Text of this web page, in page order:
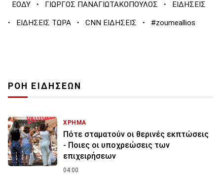
ΕΟΔΥ · ΓΙΩΡΓΟΣ ΠΑΝΑΓΙΩΤΑΚΟΠΟΥΛΟΣ · ΕΙΔΗΣΕΙΣ
· ΕΙΔΗΣΕΙΣ ΤΩΡΑ · CNN ΕΙΔΗΣΕΙΣ · #zoumeallios
ΡΟΗ ΕΙΔΗΣΕΩΝ
ΧΡΗΜΑ
Πότε σταματούν οι θερινές εκπτώσεις
- Ποιες οι υποχρεώσεις των
επιχειρήσεων
04:00